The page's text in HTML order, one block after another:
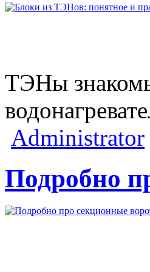
ТЭНы
Administrator
Подробно